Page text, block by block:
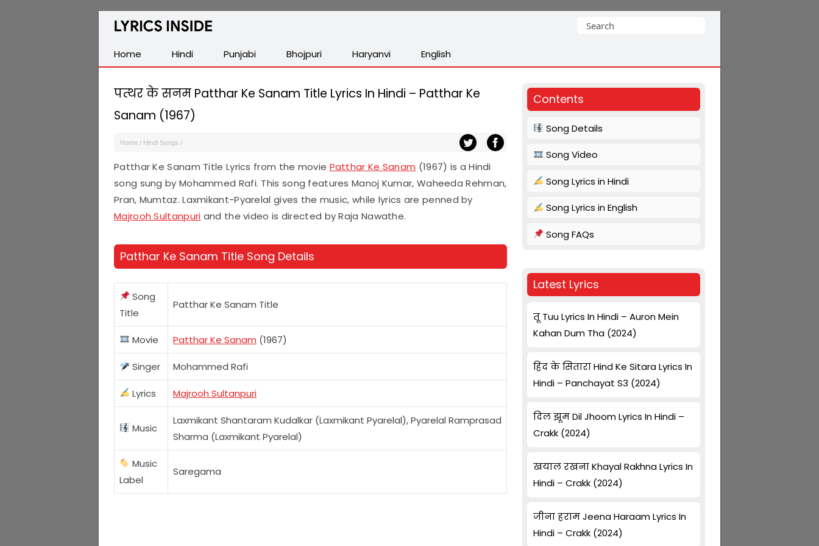
Latest
Hindi,
Tamil,
Malayalam,
English,
Punjabi
Search
Home
Hindi Punjabi Bhojpuri Haryanvi English
पत्थर के सनम Patthar Ke Sanam Title Lyrics In Hindi – Patthar Ke
Sanam (1967)
Home / Hindi Songs /
Patthar Ke Sanam Title Lyrics from the movie Patthar Ke Sanam (1967) is a Hindi
song sung by Mohammed Rafi. This song features Manoj Kumar, Waheeda Rehman,
Pran, Mumtaz. Laxmikant-Pyarelal gives the music, while lyrics are penned by
Majrooh Sultanpuri and the video is directed by Raja Nawathe.
Patthar Ke Sanam Title Song Details
Song
Title
Patthar Ke Sanam Title
Movie Patthar Ke Sanam (1967)
Singer Mohammed Rafi
Lyrics Majrooh Sultanpuri
Music
Laxmikant Shantaram Kudalkar (Laxmikant Pyarelal), Pyarelal Ramprasad
Sharma (Laxmikant Pyarelal)
Music
Label
Saregama
Contents
Song Details
Song Video
Song Lyrics in Hindi
Song Lyrics in English
Song FAQs
Latest Lyrics
तू Tuu Lyrics In Hindi – Auron Mein
Kahan Dum Tha (2024)
हिंद के सितारा Hind Ke Sitara Lyrics In
Hindi – Panchayat S3 (2024)
दिल झूम Dil Jhoom Lyrics In Hindi –
Crakk (2024)
खयाल रखना Khayal Rakhna Lyrics In
Hindi – Crakk (2024)
जीना हराम Jeena Haraam Lyrics In
Hindi – Crakk (2024)